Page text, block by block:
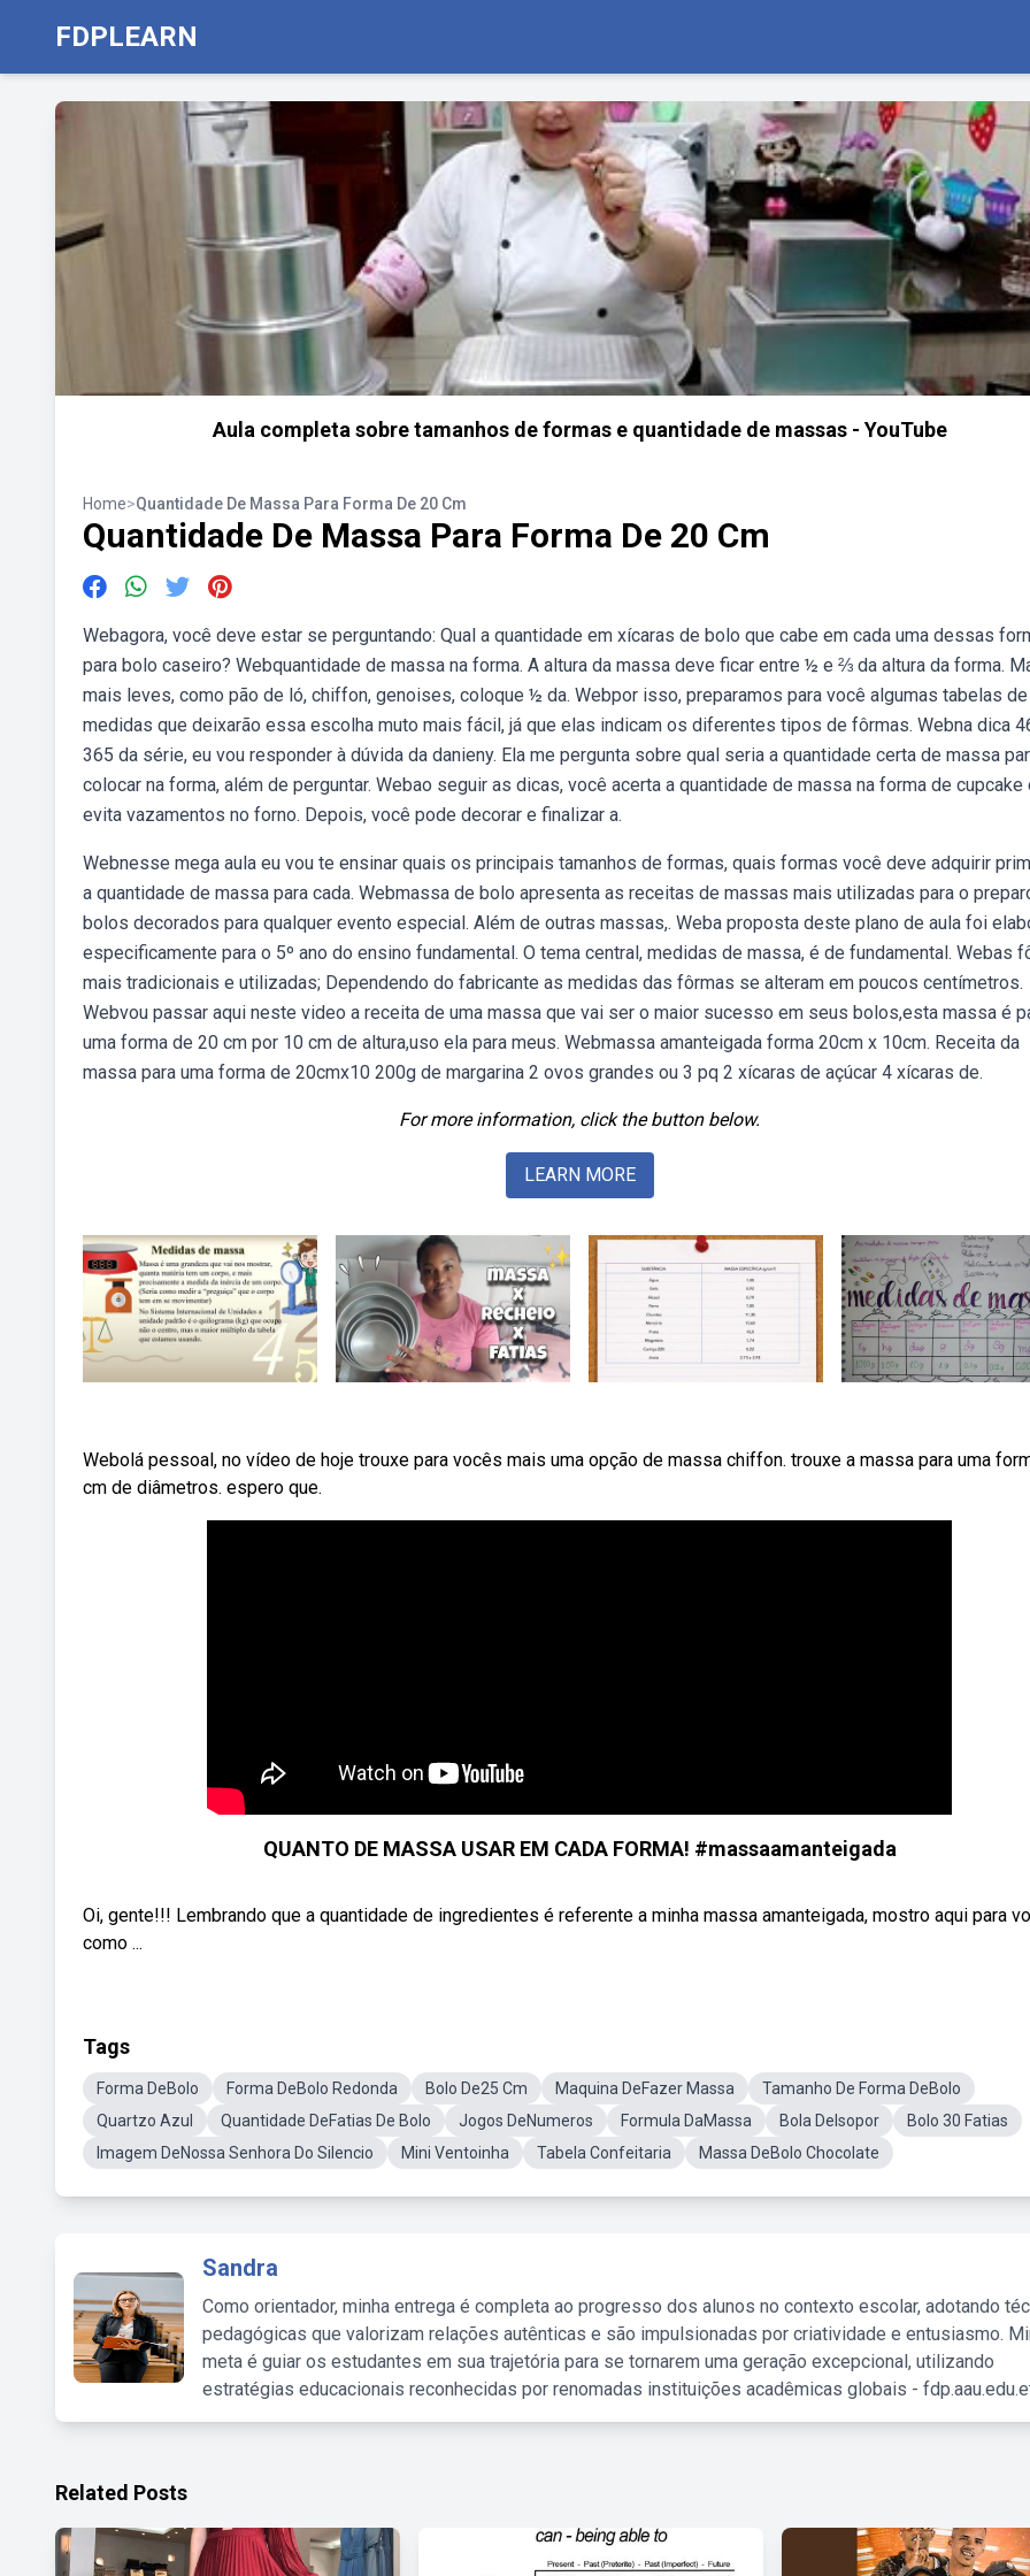
FDPLEARN
Aula completa sobre tamanhos de formas e quantidade de massas - YouTube
Home>Quantidade De Massa Para Forma De 20 Cm
Quantidade De Massa Para Forma De 20 Cm
Webagora, você deve estar se perguntando: Qual a quantidade em xícaras de bolo que cabe em cada uma dessas
para bolo caseiro? Webquantidade de massa na forma. A altura da massa deve ficar entre ½ e ⅔ da altura da forma.
mais leves, como pão de ló, chiffon, genoises, coloque ½ da. Webpor isso, preparamos para você algumas tabelas de
medidas que deixarão essa escolha muto mais fácil, já que elas indicam os diferentes tipos de fôrmas. Webna dica
365 da série, eu vou responder à dúvida da danieny. Ela me pergunta sobre qual seria a quantidade certa de massa
colocar na forma, além de perguntar. Webao seguir as dicas, você acerta a quantidade de massa na forma de cupcake
evita vazamentos no forno. Depois, você pode decorar e finalizar a.
Webnesse mega aula eu vou te ensinar quais os principais tamanhos de formas, quais formas você deve adquirir
a quantidade de massa para cada. Webmassa de bolo apresenta as receitas de massas mais utilizadas para o
bolos decorados para qualquer evento especial. Além de outras massas,. Weba proposta deste plano de aula foi
especificamente para o 5º ano do ensino fundamental. O tema central, medidas de massa, é de fundamental. Webas
mais tradicionais e utilizadas; Dependendo do fabricante as medidas das fôrmas se alteram em poucos centímetros.
Webvou passar aqui neste video a receita de uma massa que vai ser o maior sucesso em seus bolos,esta massa é
uma forma de 20 cm por 10 cm de altura,uso ela para meus. Webmassa amanteigada forma 20cm x 10cm. Receita da
massa para uma forma de 20cmx10 200g de margarina 2 ovos grandes ou 3 pq 2 xícaras de açúcar 4 xícaras de.
For more information, click the button below.
LEARN MORE
Webolá pessoal, no vídeo de hoje trouxe para vocês mais uma opção de massa chiffon. trouxe a massa para uma
cm de diâmetros. espero que.
QUANTO DE MASSA USAR EM CADA FORMA! #massaamanteigada
Oi, gente!!! Lembrando que a quantidade de ingredientes é referente a minha massa amanteigada, mostro aqui para
como ...
Tags
Forma DeBolo Forma DeBolo Redonda Bolo De25 Cm Maquina DeFazer Massa
Tamanho De Forma DeBolo
Quartzo Azul
Quantidade DeFatias De Bolo Jogos DeNumeros Formula DaMassa Bola DeIsopor
Bolo 30 Fatias
Imagem DeNossa Senhora Do Silencio
Mini Ventoinha Tabela Confeitaria Massa DeBolo Chocolate
Sandra
Como orientador, minha entrega é completa ao progresso dos alunos no contexto escolar, adotando
pedagógicas que valorizam relações autênticas e são impulsionadas por criatividade e entusiasmo.
meta é guiar os estudantes em sua trajetória para se tornarem uma geração excepcional, utilizando
estratégias educacionais reconhecidas por renomadas instituições acadêmicas globais -
Related Posts